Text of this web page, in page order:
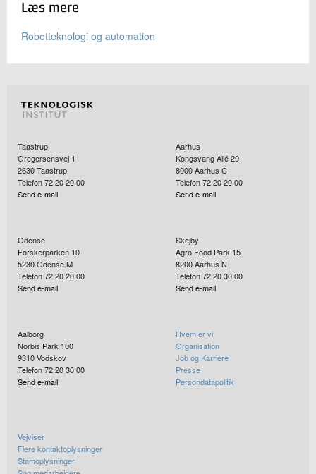
Læs mere
Robotteknologi og automation
Taastrup
Gregersensvej 1
2630Taastrup
Telefon 72 20 20 00
Send e-mail
Aarhus
Kongsvang Allé 29
8000Aarhus C
Telefon 72 20 20 00
Send e-mail
Odense
Forskerparken 10
5230Odense M
Telefon 72 20 20 00
Send e-mail
Skejby
Agro Food Park 15
8200Aarhus N
Telefon 72 20 30 00
Send e-mail
Aalborg
Norbis Park 100
9310Vodskov
Telefon 72 20 30 00
Send e-mail
Hvem er vi
Organisation
Job og Karriere
Presse
Persondatapolitik
Vejviser
Flere kontaktoplysninger
Stamoplysninger